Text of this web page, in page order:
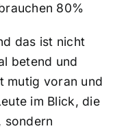
80%
das ist nicht
betend und
mutig voran und
im Blick, die
sondern